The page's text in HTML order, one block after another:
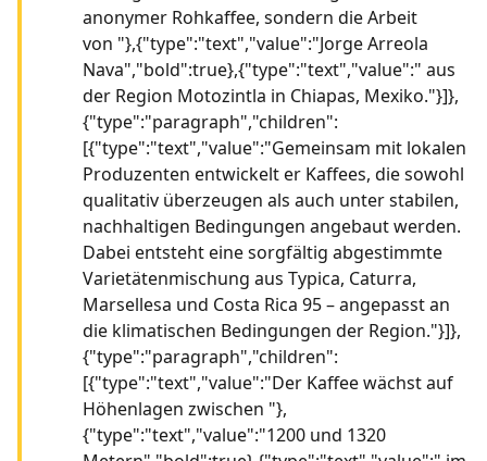
anonymer Rohkaffee, sondern die Arbeit
von "},{"type":"text","value":"Jorge Arreola
Nava","bold":true},{"type":"text","value":" aus
der Region Motozintla in Chiapas, Mexiko."}]},
{"type":"paragraph","children":
[{"type":"text","value":"Gemeinsam mit lokalen
Produzenten entwickelt er Kaffees, die sowohl
qualitativ überzeugen als auch unter stabilen,
nachhaltigen Bedingungen angebaut werden.
Dabei entsteht eine sorgfältig abgestimmte
Varietätenmischung aus Typica, Caturra,
Marsellesa und Costa Rica 95 – angepasst an
die klimatischen Bedingungen der Region."}]},
{"type":"paragraph","children":
[{"type":"text","value":"Der Kaffee wächst auf
Höhenlagen zwischen "},
{"type":"text","value":"1200 und 1320